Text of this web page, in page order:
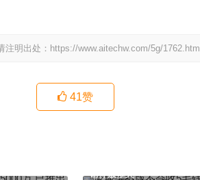
明出处： https://www.aitechw.com/5g/1762.html
41赞
论存放多久